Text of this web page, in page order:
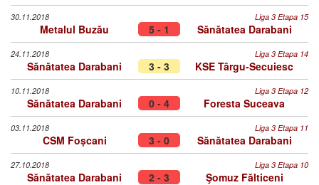
30.11.2018 Liga 3 Etapa 15
Metalul Buzău 5 - 1 Sănătatea Darabani
24.11.2018 Liga 3 Etapa 14
Sănătatea Darabani 3 - 3 KSE Târgu-Secuiesc
10.11.2018 Liga 3 Etapa 12
Sănătatea Darabani 0 - 4 Foresta Suceava
03.11.2018 Liga 3 Etapa 11
CSM Foșcani 3 - 0 Sănătatea Darabani
27.10.2018 Liga 3 Etapa 10
Sănătatea Darabani 2 - 3 Şomuz Fălticeni